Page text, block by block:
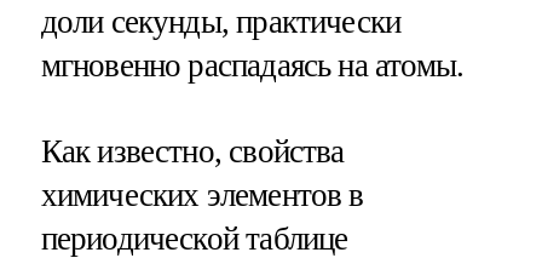
доли секунды, практически
мгновенно распадаясь на атомы.
Как известно, свойства
химических элементов в
периодической таблице